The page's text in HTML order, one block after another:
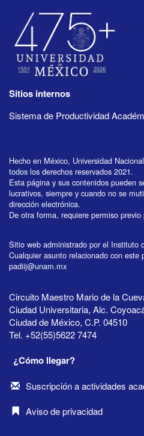
Sitios internos
Sistema de Productividad
Hecho en México, Universidad
todos los derechos reservados 2021.
Esta página y sus contenidos pueden
lucrativos, siempre y cuando no se
dirección electrónica.
De otra forma, requiere permiso
Sitio web administrado por el Instituto
Cualquier asunto relacionado con este
padiij@unam.mx
Circuito Maestro Mario de la
Ciudad Universitaria, Alc.
Ciudad de México, C.P. 04510
Tel. +52(55)5622 7474
¿Cómo llegar?
Suscripción a actividades
Aviso de privacidad